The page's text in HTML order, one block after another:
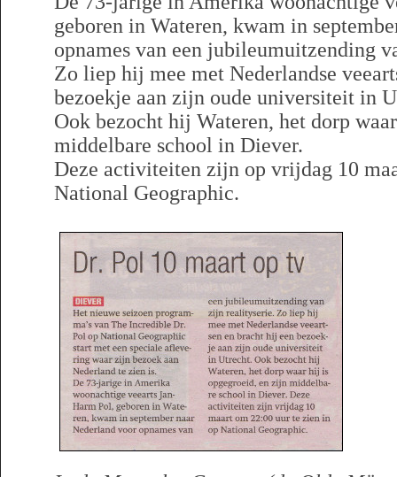
geboren in Wateren, kwam in
opnames van een jubileumuitzending
Zo liep hij mee met Nederlandse
bezoekje aan zijn oude universiteit in
Ook bezocht hij Wateren, het dorp
middelbare school in Diever.
Deze activiteiten zijn op vrijdag 10
National Geographic.